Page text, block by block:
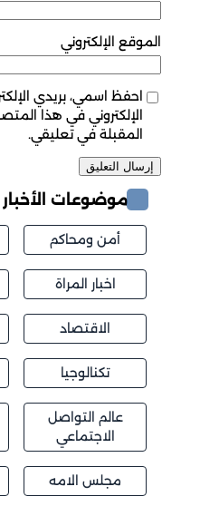
الموقع الإلكتروني
احفظ اسمي، بريدي
الإلكتروني في هذا
المقبلة في تعليقي.
موضوعات الأخبار
أمن ومحاكم
اخبار المراة
الاقتصاد
تكنالوجيا
عالم التواصل
الاجتماعي
مجلس الامه